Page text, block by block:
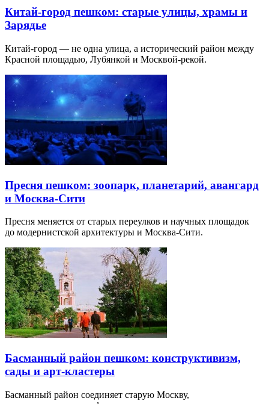
Китай-город пешком: старые улицы, храмы и
Зарядье
Китай-город — не одна улица, а исторический район между
Красной площадью, Лубянкой и Москвой-рекой.
Пресня пешком: зоопарк, планетарий, авангард
и Москва-Сити
Пресня меняется от старых переулков и научных площадок
до модернистской архитектуры и Москва-Сити.
Басманный район пешком: конструктивизм,
сады и арт-кластеры
Басманный район соединяет старую Москву,